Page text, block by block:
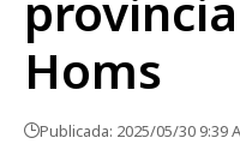
Homs
Publicada: 2025/05/30 9:39